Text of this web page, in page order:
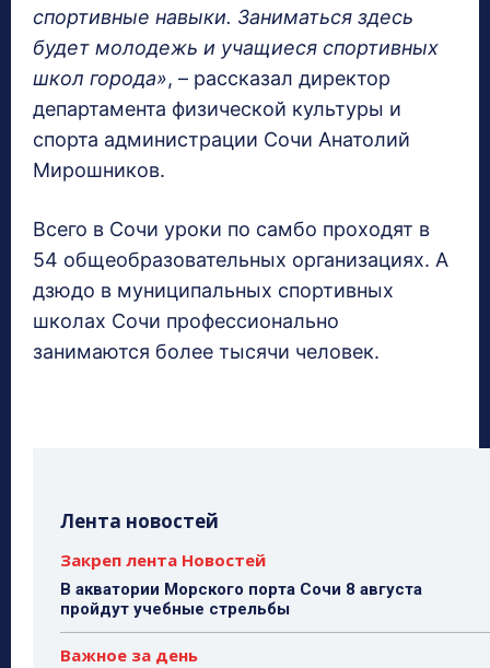
спортивные навыки. Заниматься здесь
будет молодежь и учащиеся спортивных
школ города», – рассказал директор
департамента физической культуры и
спорта администрации Сочи Анатолий
Мирошников.
Всего в Сочи уроки по самбо проходят в
54 общеобразовательных организациях. А
дзюдо в муниципальных спортивных
школах Сочи профессионально
занимаются более тысячи человек.
Лента новостей
Закреп лента Новостей
В акватории Морского порта Сочи 8 августа
пройдут учебные стрельбы
Важное за день